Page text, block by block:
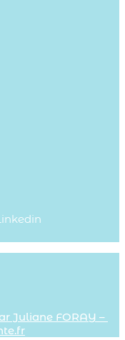
Juliane FORAY –